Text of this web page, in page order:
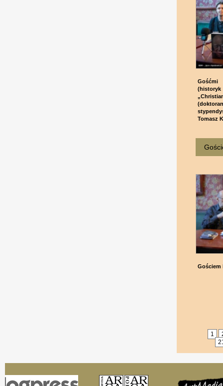
Gośćmi
(historyk
Tomasz
Gościem
1